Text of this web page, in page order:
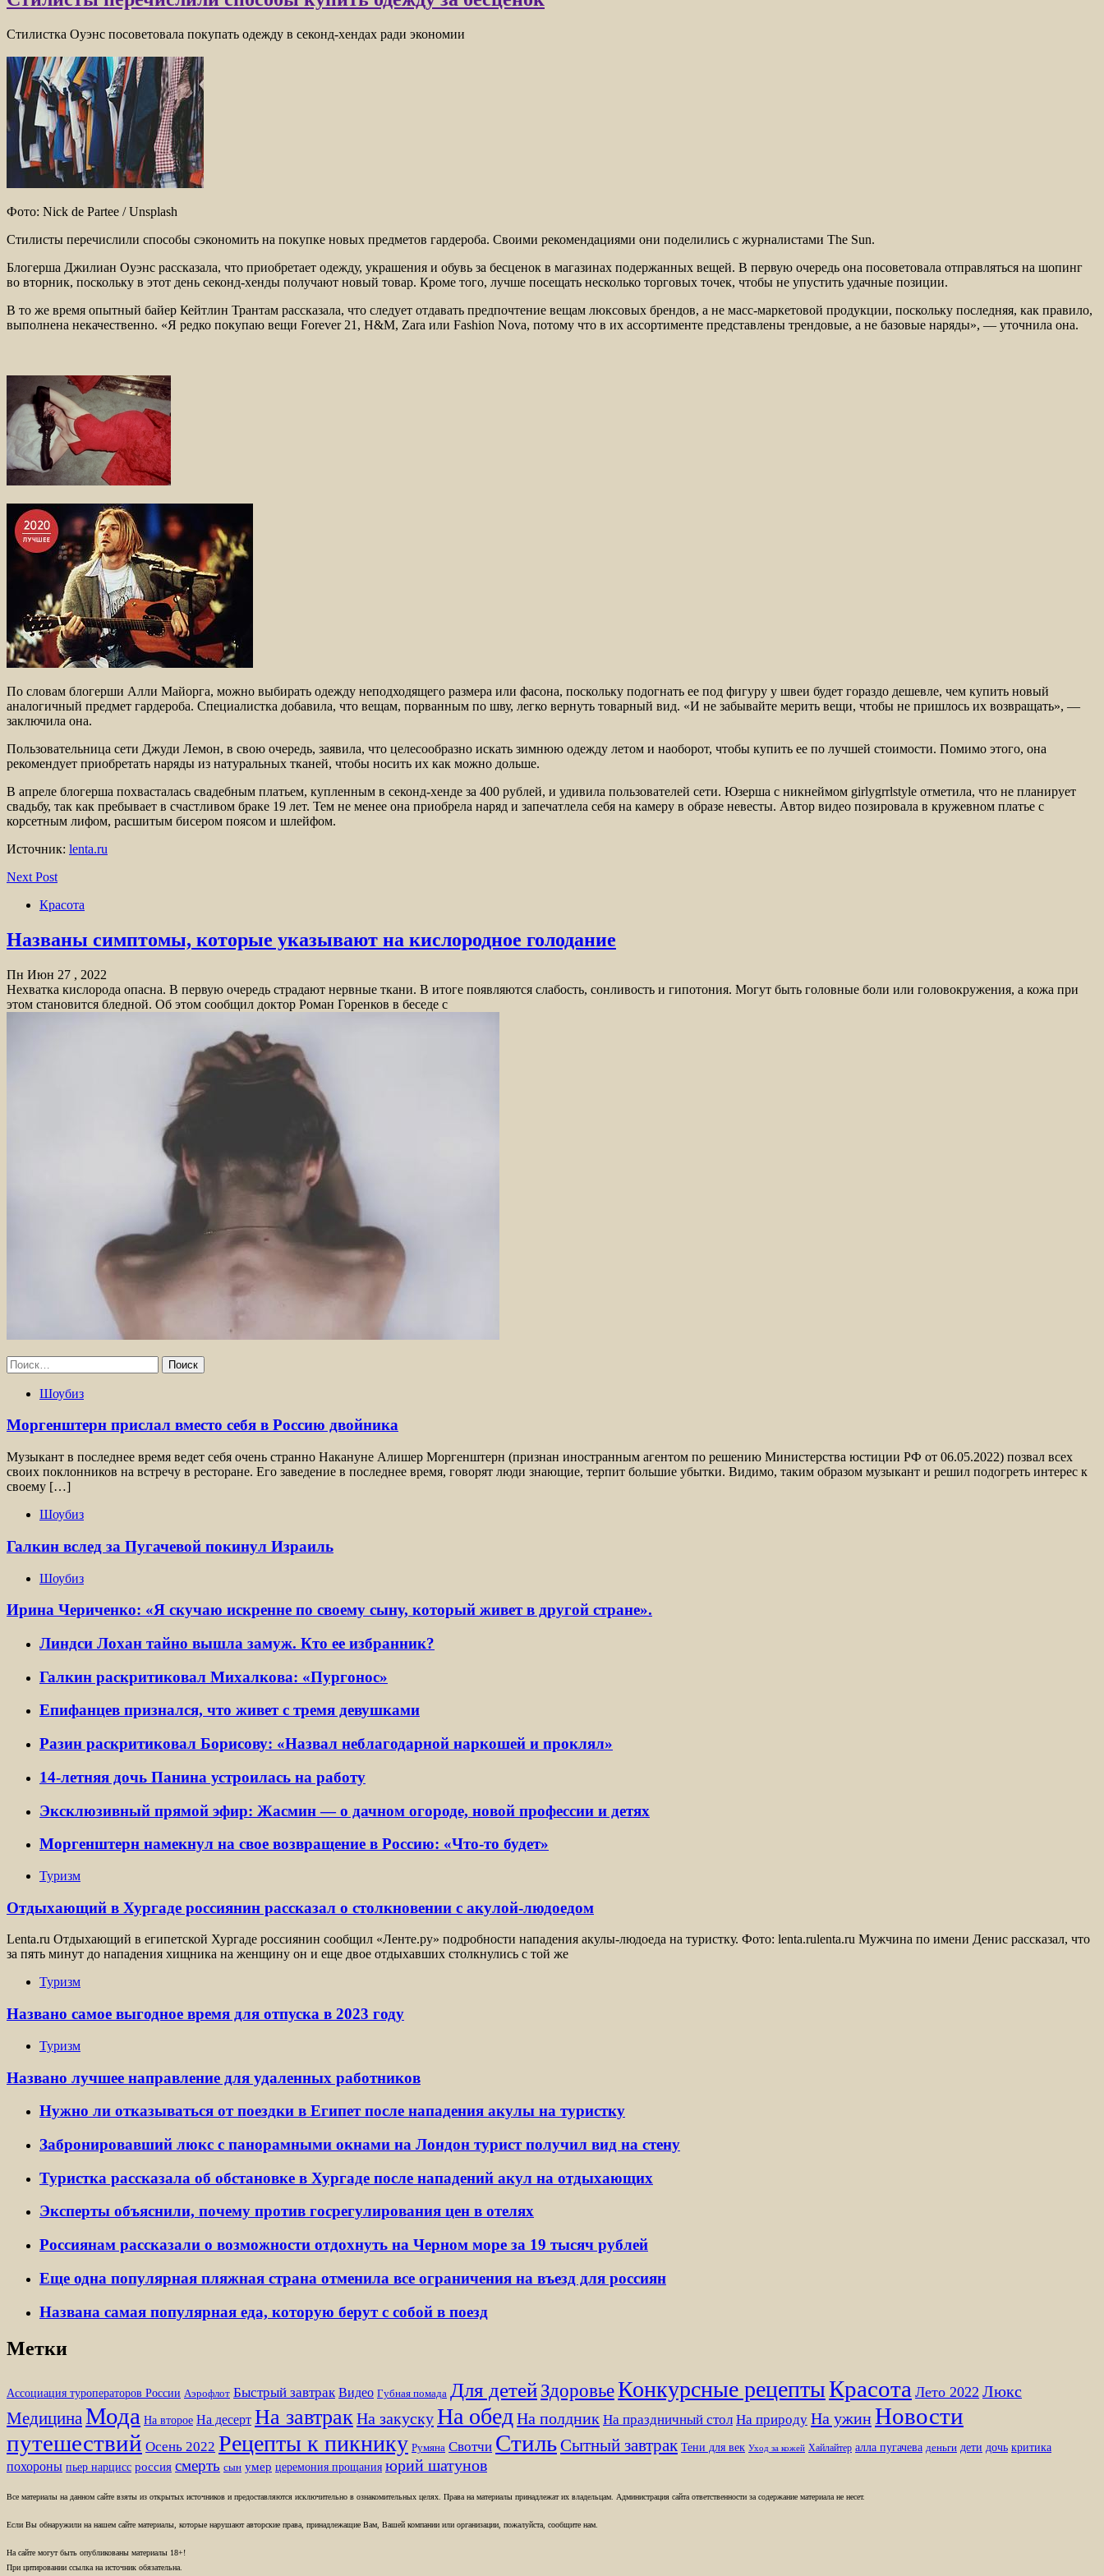
Стилистка Оуэнс посоветовала покупать одежду в секонд-хендах ради экономии
Фото: Nick de Partee / Unsplash
Стилисты перечислили способы сэкономить на покупке новых предметов гардероба. Своими рекомендациями они поделились с журналистами The Sun.
Блогерша Джилиан Оуэнс рассказала, что приобретает одежду, украшения и обувь за бесценок в магазинах подержанных вещей. В первую очередь она посоветовала отправляться на шопинг
во вторник, поскольку в этот день секонд-хенды получают новый товар. Кроме того, лучше посещать несколько торговых точек, чтобы не упустить удачные позиции.
В то же время опытный байер Кейтлин Трантам рассказала, что следует отдавать предпочтение вещам люксовых брендов, а не масс-маркетовой продукции, поскольку последняя, как правило,
выполнена некачественно. «Я редко покупаю вещи Forever 21, H&M, Zara или Fashion Nova, потому что в их ассортименте представлены трендовые, а не базовые наряды», — уточнила она.
По словам блогерши Алли Майорга, можно выбирать одежду неподходящего размера или фасона, поскольку подогнать ее под фигуру у швеи будет гораздо дешевле, чем купить новый
аналогичный предмет гардероба. Специалистка добавила, что вещам, порванным по шву, легко вернуть товарный вид. «И не забывайте мерить вещи, чтобы не пришлось их возвращать», —
заключила она.
Пользовательница сети Джуди Лемон, в свою очередь, заявила, что целесообразно искать зимнюю одежду летом и наоборот, чтобы купить ее по лучшей стоимости. Помимо этого, она
рекомендует приобретать наряды из натуральных тканей, чтобы носить их как можно дольше.
В апреле блогерша похвасталась свадебным платьем, купленным в секонд-хенде за 400 рублей, и удивила пользователей сети. Юзерша с никнеймом girlygrrlstyle отметила, что не планирует
свадьбу, так как пребывает в счастливом браке 19 лет. Тем не менее она приобрела наряд и запечатлела себя на камеру в образе невесты. Автор видео позировала в кружевном платье с
корсетным лифом, расшитым бисером поясом и шлейфом.
Источник: lenta.ru
Next Post
Красота
Названы симптомы, которые указывают на кислородное голодание
Пн Июн 27 , 2022
Нехватка кислорода опасна. В первую очередь страдают нервные ткани. В итоге появляются слабость, сонливость и гипотония. Могут быть головные боли или головокружения, а кожа при
этом становится бледной. Об этом сообщил доктор Роман Горенков в беседе с
Найти:
Шоубиз
Моргенштерн прислал вместо себя в Россию двойника
Музыкант в последнее время ведет себя очень странно Накануне Алишер Моргенштерн (признан иностранным агентом по решению Министерства юстиции РФ от 06.05.2022) позвал всех
своих поклонников на встречу в ресторане. Его заведение в последнее время, говорят люди знающие, терпит большие убытки. Видимо, таким образом музыкант и решил подогреть интерес к
своему […]
Шоубиз
Галкин вслед за Пугачевой покинул Израиль
Шоубиз
Ирина Чериченко: «Я скучаю искренне по своему сыну, который живет в другой стране».
Линдси Лохан тайно вышла замуж. Кто ее избранник?
Галкин раскритиковал Михалкова: «Пургонос»
Епифанцев признался, что живет с тремя девушками
Разин раскритиковал Борисову: «Назвал неблагодарной наркошей и проклял»
14-летняя дочь Панина устроилась на работу
Эксклюзивный прямой эфир: Жасмин — о дачном огороде, новой профессии и детях
Моргенштерн намекнул на свое возвращение в Россию: «Что-то будет»
Туризм
Отдыхающий в Хургаде россиянин рассказал о столкновении с акулой-людоедом
Lenta.ru Отдыхающий в египетской Хургаде россиянин сообщил «Ленте.ру» подробности нападения акулы-людоеда на туристку. Фото: lenta.rulenta.ru Мужчина по имени Денис рассказал, что
за пять минут до нападения хищника на женщину он и еще двое отдыхавших столкнулись с той же
Туризм
Названо самое выгодное время для отпуска в 2023 году
Туризм
Названо лучшее направление для удаленных работников
Нужно ли отказываться от поездки в Египет после нападения акулы на туристку
Забронировавший люкс с панорамными окнами на Лондон турист получил вид на стену
Туристка рассказала об обстановке в Хургаде после нападений акул на отдыхающих
Эксперты объяснили, почему против госрегулирования цен в отелях
Россиянам рассказали о возможности отдохнуть на Черном море за 19 тысяч рублей
Еще одна популярная пляжная страна отменила все ограничения на въезд для россиян
Названа самая популярная еда, которую берут с собой в поезд
Метки
Ассоциация туроператоров России Аэрофлот Быстрый завтрак Видео Губная помада Для детейЗдоровьеКонкурсные рецептыКрасота Лето 2022 Люкс
МедицинаМода На второе На десерт На завтракНа закускуНа обедНа полдник На праздничный стол На природу На ужинНовости
путешествий Осень 2022 Рецепты к пикнику Румяна Свотчи СтильСытный завтрак Тени для век Уход за кожей Хайлайтер алла пугачева деньги дети дочь критика
похороны пьер нарцисс россия смерть сын умер церемония прощания юрий шатунов
Все материалы на данном сайте взяты из открытых источников и предоставляются исключительно в ознакомительных целях. Права на материалы принадлежат их владельцам. Администрация сайта ответственности за содержание материала не несет.
Если Вы обнаружили на нашем сайте материалы, которые нарушают авторские права, принадлежащие Вам, Вашей компании или организации, пожалуйста, сообщите нам.
На сайте могут быть опубликованы материалы 18+!
При цитировании ссылка на источник обязательна.